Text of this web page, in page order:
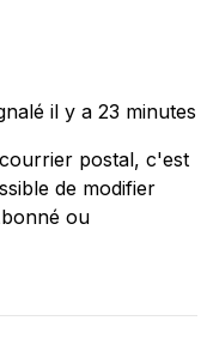
il y a 23 minutes
postal, c'est
de modifier
ou